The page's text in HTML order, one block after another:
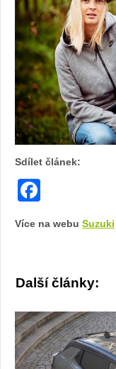
Sdílet článek:
Více na webu Suzuki
Další články: